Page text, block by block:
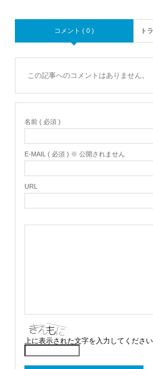
コメント ( 0 ) ト
この記事へのコメントはありません。
名前 ( 必須 )
E-MAIL ( 必須 ) ※ 公開されません
URL
上に表示された文字を入力してください